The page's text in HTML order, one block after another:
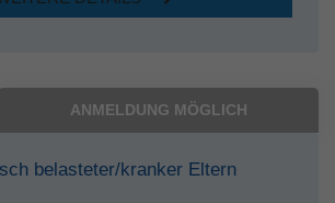
ANMELDUNG MÖGLICH
belasteter/kranker Eltern